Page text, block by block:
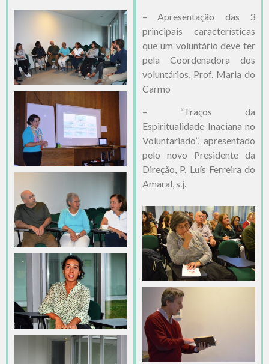
– Apresentação das 3
principais características
que um voluntário deve ter
pela Coordenadora dos
voluntários, Prof. Maria do
Carmo
– “Traços da
Espiritualidade Inaciana no
Voluntariado”, apresentado
pelo novo Presidente da
Direção, P. Luís Ferreira do
Amaral, s.j.